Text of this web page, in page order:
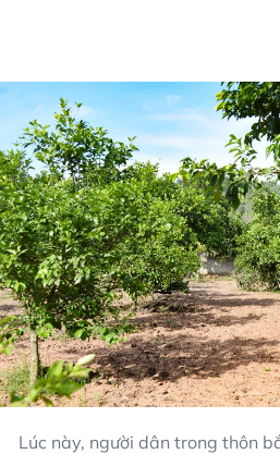
Lúc này, người dân trong thôn